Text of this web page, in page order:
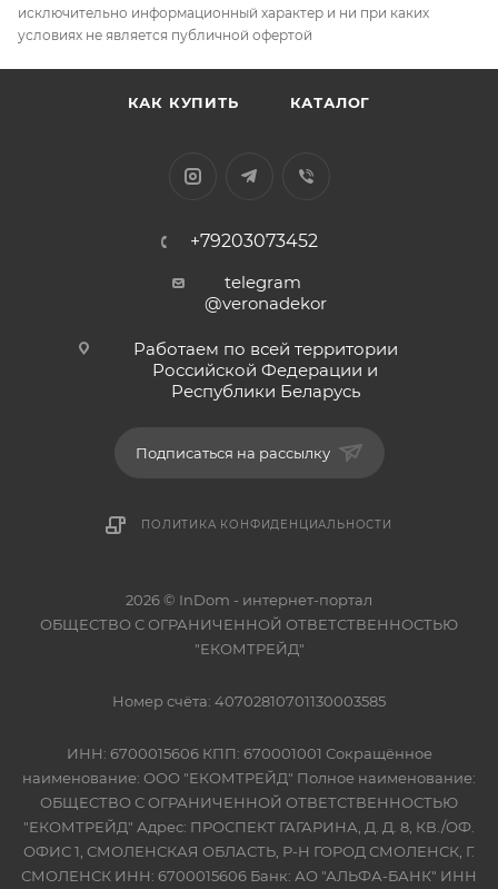
исключительно информационный характер и ни при каких
условиях не является публичной офертой
КАК КУПИТЬ КАТАЛОГ
+79203073452
telegram
@veronadekor
Работаем по всей территории
Российской Федерации и
Республики Беларусь
Подписаться на рассылку
ПОЛИТИКА КОНФИДЕНЦИАЛЬНОСТИ
2026 © InDom - интернет-портал
ОБЩЕСТВО С ОГРАНИЧЕННОЙ ОТВЕТСТВЕННОСТЬЮ
"ЕКОМТРЕЙД"
Номер счёта: 40702810701130003585
ИНН: 6700015606 КПП: 670001001 Сокращённое
наименование: ООО "ЕКОМТРЕЙД" Полное наименование:
ОБЩЕСТВО С ОГРАНИЧЕННОЙ ОТВЕТСТВЕННОСТЬЮ
"ЕКОМТРЕЙД" Адрес: ПРОСПЕКТ ГАГАРИНА, Д. Д. 8, КВ./ОФ.
ОФИС 1, СМОЛЕНСКАЯ ОБЛАСТЬ, Р-Н ГОРОД СМОЛЕНСК, Г.
СМОЛЕНСК ИНН: 6700015606 Банк: АО "АЛЬФА-БАНК" ИНН